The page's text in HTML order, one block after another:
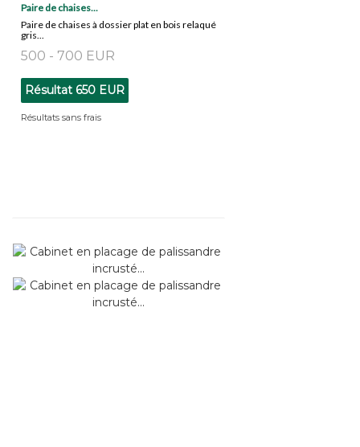
Paire de chaises...
Paire de chaises à dossier plat en bois relaqué
gris...
500 - 700 EUR
Résultat 650 EUR
Résultats sans frais